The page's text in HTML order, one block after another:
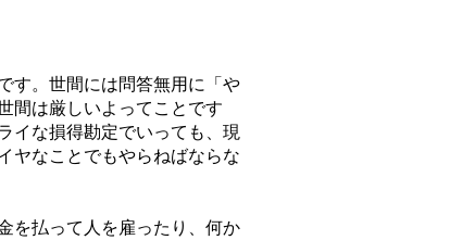
す。世間には問答無用に「や
間は厳しいよってことです
イな損得勘定でいっても、現
ヤなことでもやらねばならな
を払って人を雇ったり、何か